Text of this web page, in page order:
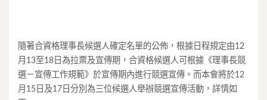
隨著合資格理事長候選人確定名單的公佈，根據日程規定由12
月13至18日為拉票及宣傳期，合資格候選人可根據《理事長競
選－宣傳工作規範》於宣傳期內進行競選宣傳。而本會將於12
月15日及17日分別為三位候選人舉辦競選宣傳活動，詳情如